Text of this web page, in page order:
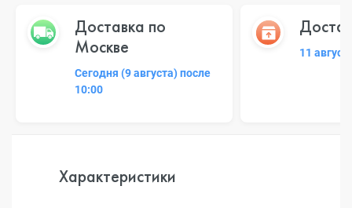
Доставка по
Москве
Сегодня (9 августа) после
10:00
11
Характеристики